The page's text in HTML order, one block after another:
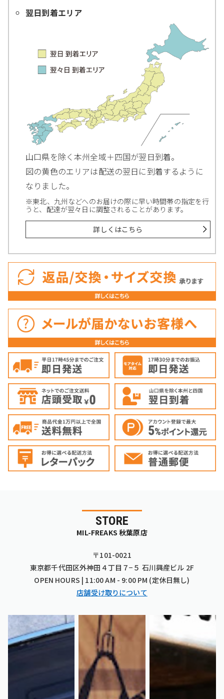
翌日到着エリア
山口県を除く本州全域＋四国が翌日到着。
図の黄色のエリアは配送の翌日に到着するように
なりました。
※東北、九州などへのお届けの際に早い時間帯の指定を行
うと、配達が翌々日に調整されることがあります。
詳しくはこちら
STORE
MIL-FREAKS 秋葉原店
〒101-0021
東京都千代田区外神田４丁目７−５ 石川興産ビル 2F
OPEN HOURS | 11:00 AM - 9:00 PM (定休日無し)
店舗受け取りについて